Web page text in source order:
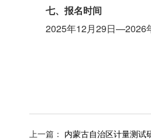
七、报名时间
2025年12
上一篇： 内蒙古自治区计量测试